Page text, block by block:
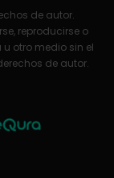
de autor.
reproducirse o
otro medio sin el
de autor.